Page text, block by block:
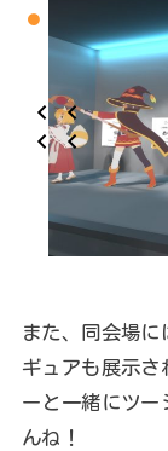
また、同会場に
ギュアも展示さ
ーと一緒にツー
んね！